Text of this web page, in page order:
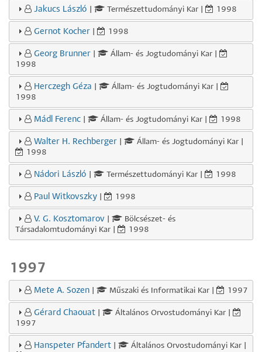
Jakucs László Természettudományi Kar | 1998
Gernot Kocher 1998
Georg Brunner
Állam- és Jogtudományi Kar |
1998
Herczegh Géza
Állam- és Jogtudományi Kar |
1998
Mádl Ferenc Állam- és Jogtudományi Kar | 1998
Walter H. Rechberger
Állam- és Jogtudományi Kar |
1998
Nádori László Természettudományi Kar | 1998
Paul Witkovszky 1998
V. G. Kosztomarov
Bölcsészet- és
Társadalomtudományi Kar |
1998
1997
Mete A. Sozen Műszaki és Informatikai Kar | 1997
Gérard Chaouat
Általános Orvostudományi Kar |
1997
Hanspeter Pfandert
Általános Orvostudományi Kar |